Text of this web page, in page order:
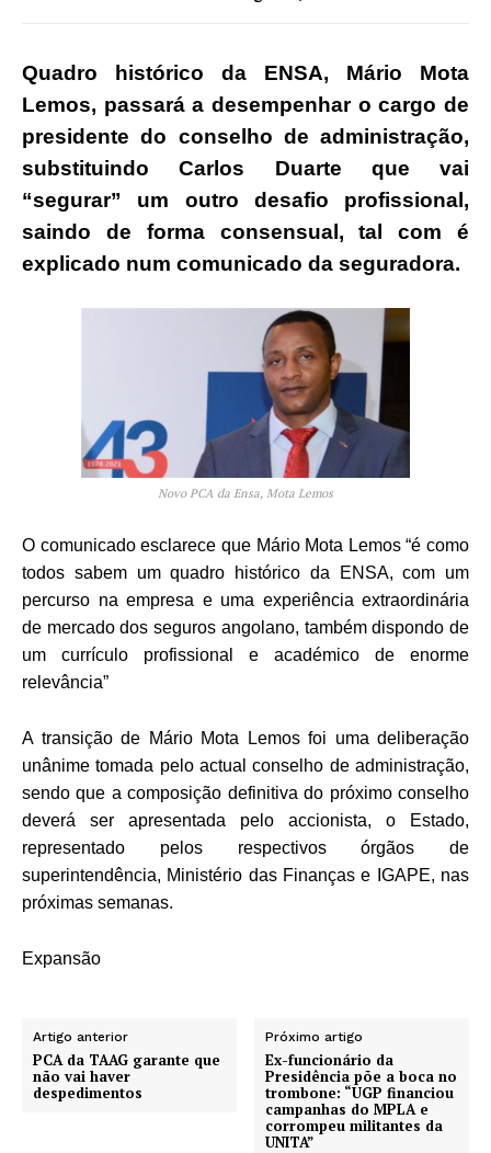
Quadro histórico da ENSA, Mário Mota
Lemos, passará a desempenhar o cargo de
presidente do conselho de administração,
substituindo Carlos Duarte que vai
“segurar” um outro desafio profissional,
saindo de forma consensual, tal com é
explicado num comunicado da seguradora.
Novo PCA da Ensa, Mota Lemos
O comunicado esclarece que Mário Mota Lemos “é como
todos sabem um quadro histórico da ENSA, com um
percurso na empresa e uma experiência extraordinária
de mercado dos seguros angolano, também dispondo de
um currículo profissional e académico de enorme
relevância”
A transição de Mário Mota Lemos foi uma deliberação
unânime tomada pelo actual conselho de administração,
sendo que a composição definitiva do próximo conselho
deverá ser apresentada pelo accionista, o Estado,
representado pelos respectivos órgãos de
superintendência, Ministério das Finanças e IGAPE, nas
próximas semanas.
Expansão
Artigo anterior
PCA da TAAG garante que
não vai haver
despedimentos
Próximo artigo
Ex-funcionário da
Presidência põe a boca no
trombone: “UGP financiou
campanhas do MPLA e
corrompeu militantes da
UNITA”